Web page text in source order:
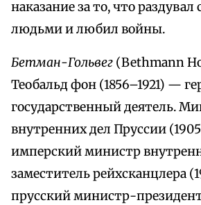
наказание за то, что
людьми и любил войны.
Бетман-Гольвег (Bethmann
Теобальд фон (1856–1921) —
государственный деятель.
внутренних дел Пруссии
имперский министр
заместитель рейхсканцлера
прусский министр-